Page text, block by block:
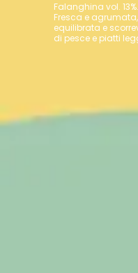
Falanghina vol. 13%.
Fresca e
equilibrata e
di pesce e piatti